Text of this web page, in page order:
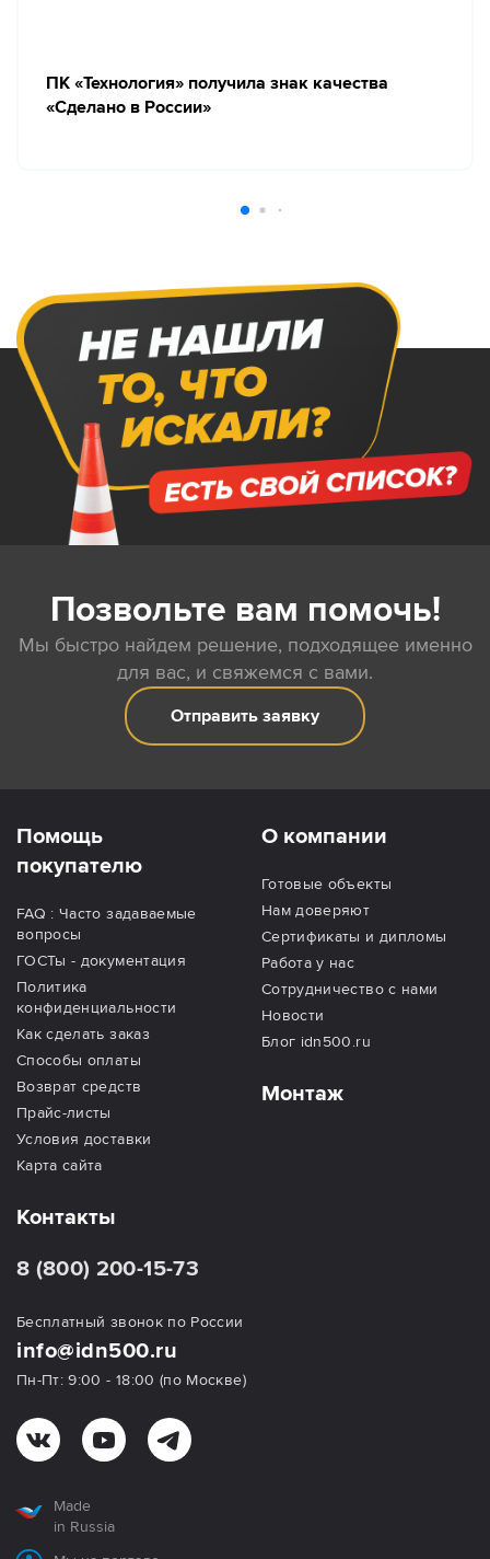
ПК «Технология» получила знак качества
«Сделано в России»
Позвольте вам помочь!
Мы быстро найдем решение, подходящее именно
для вас, и свяжемся с вами.
Отправить заявку
Помощь
покупателю
FAQ : Часто задаваемые
вопросы
ГОСТы - документация
Политика
конфиденциальности
Как сделать заказ
Способы оплаты
Возврат средств
Прайс-листы
Условия доставки
Карта сайта
О компании
Готовые объекты
Нам доверяют
Сертификаты и дипломы
Работа у нас
Сотрудничество с нами
Новости
Блог idn500.ru
Монтаж
Контакты
8 (800) 200-15-73
Бесплатный звонок по России
info@idn500.ru
Пн-Пт: 9:00 - 18:00 (по Москве)
Made
in Russia